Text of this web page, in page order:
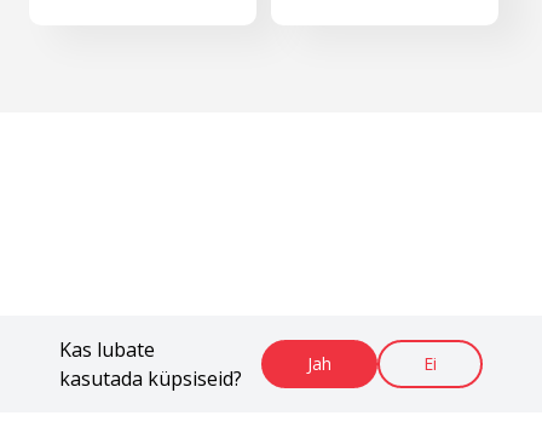
Kas lubate
kasutada küpsiseid?
Jah Ei